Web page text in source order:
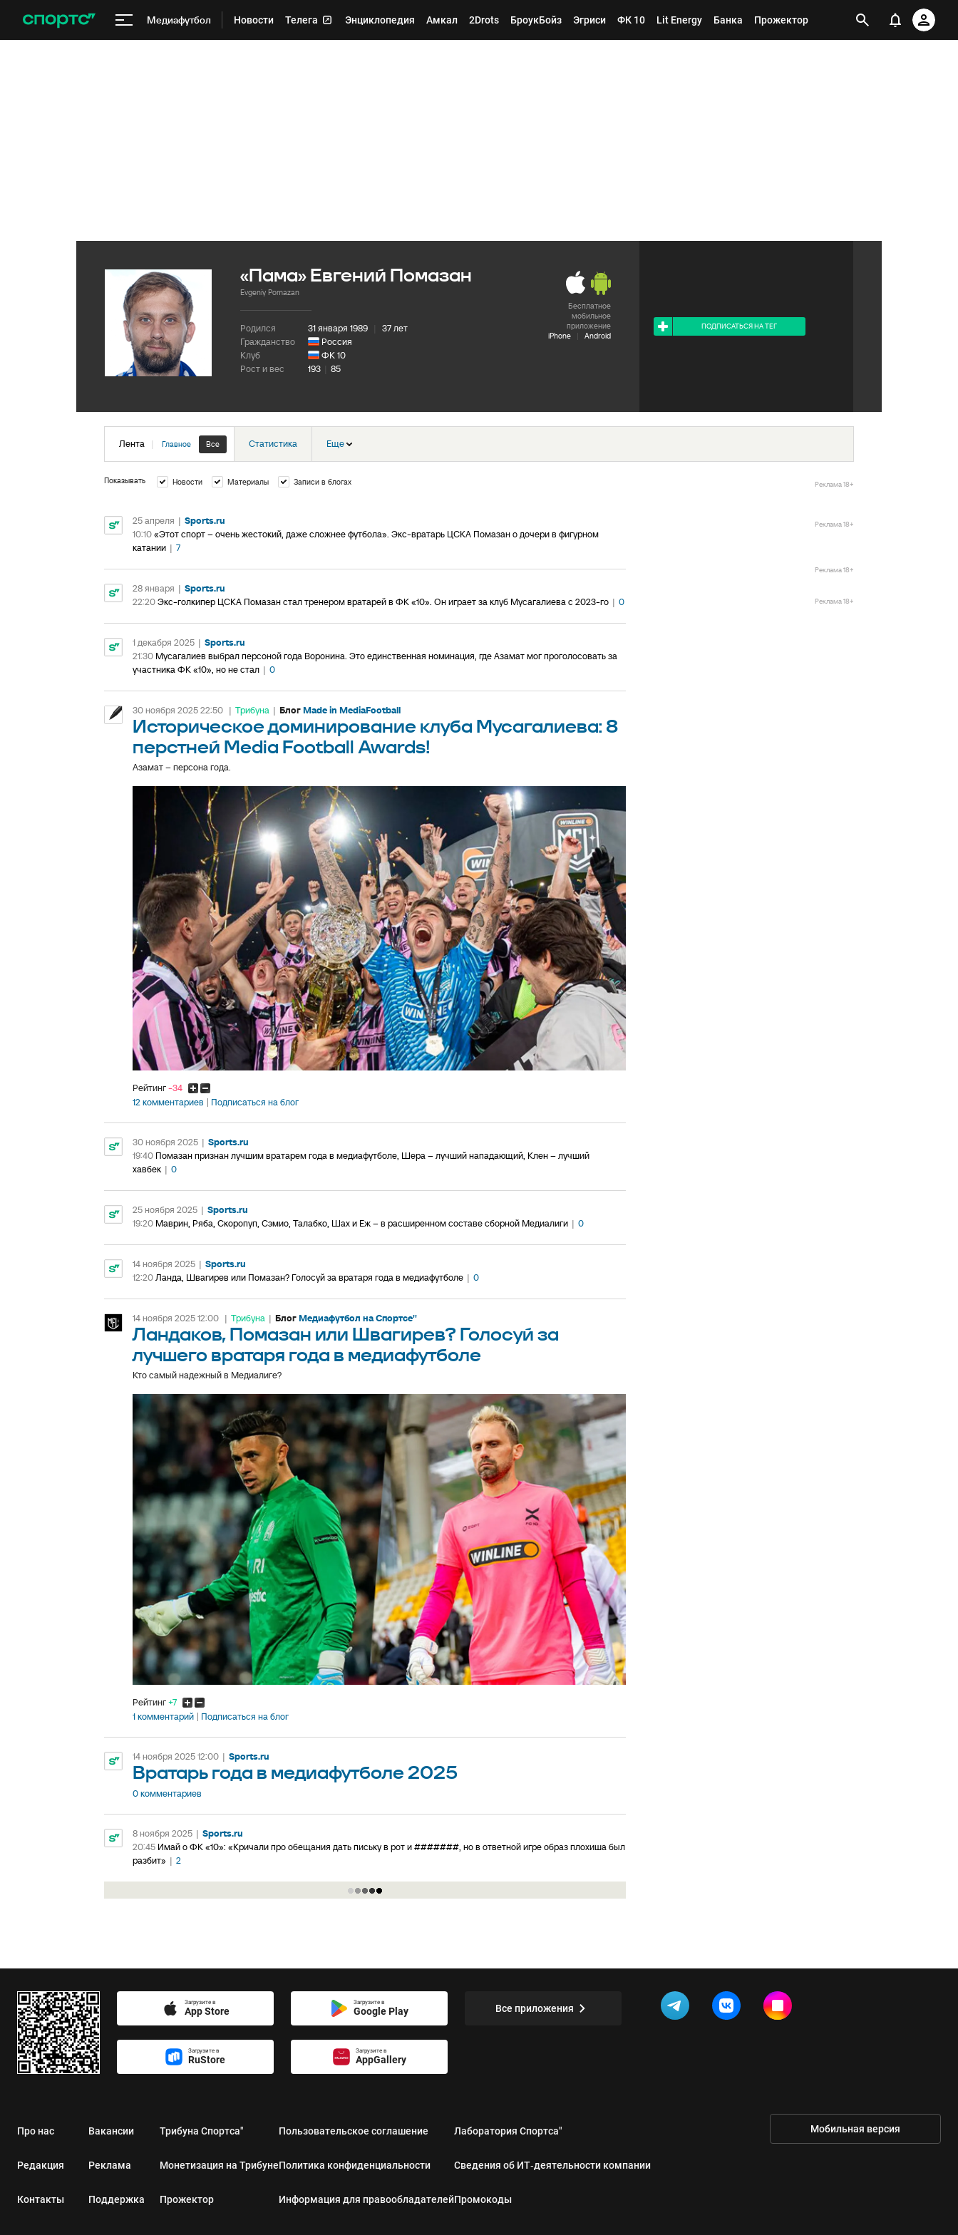
Медиафутбол Новости Телега Энциклопедия Амкал 2Drots БроукБойз Эгриси ФК 10 Lit Energy Банка Прожектор
Бесплатное
мобильное
приложение
iPhone
| Android
«Пама» Евгений Помазан
Evgeniy Pomazan
Родился 31 января 1989
37 лет
Гражданство
Россия
Клуб
ФК 10
Рост и вес
193 85
ПОДПИСАТЬСЯ НА ТЕГ
Лента | Главное Все Статистика Еще
Показывать Новости Материалы Записи в блогах
25 апреля | Sports.ru
10:10«Этот спорт – очень жестокий, даже сложнее футбола». Экс-вратарь ЦСКА Помазан о дочери в фигурном
катании | 7
28 января | Sports.ru
22:20Экс-голкипер ЦСКА Помазан стал тренером вратарей в ФК «10». Он играет за клуб Мусагалиева с 2023-го | 0
1 декабря 2025 | Sports.ru
21:30 Мусагалиев выбрал персоной года Воронина. Это единственная номинация, где Азамат мог проголосовать за
участника ФК «10», но не стал | 0
30 ноября 2025 22:50 | Трибуна | БлогMade in MediaFootball
Историческое доминирование клуба Мусагалиева: 8
перстней Media Football Awards!
Азамат – персона года.
Рейтинг-34
12 комментариев
Подписаться на блог
30 ноября 2025 | Sports.ru
19:40 Помазан признан лучшим вратарем года в медиафутболе, Шера – лучший нападающий, Клен – лучший
хавбек | 0
25 ноября 2025 | Sports.ru
19:20 Маврин, Ряба, Скоропуп, Сэмио, Талабко, Шах и Еж – в расширенном составе сборной Медиалиги | 0
14 ноября 2025 | Sports.ru
12:20Ланда, Швагирев или Помазан? Голосуй за вратаря года в медиафутболе | 0
14 ноября 2025 12:00 | Трибуна | БлогМедиафутбол на Спортсе''
Ландаков, Помазан или Швагирев? Голосуй за
лучшего вратаря года в медиафутболе
Кто самый надежный в Медиалиге?
Рейтинг+7
1 комментарий
Подписаться на блог
14 ноября 2025 12:00 | Sports.ru
Вратарь года в медиафутболе 2025
0 комментариев
8 ноября 2025 | Sports.ru
20:45 Имай о ФК «10»: «Кричали про обещания дать письку в рот и #######, но в ответной игре образ плохиша был
разбит» | 2
Реклама 18+
Реклама 18+
Реклама 18+
Реклама 18+
Загрузите в
App Store
Загрузите в
Google Play
Загрузите в
RuStore
Загрузите в
AppGallery
Все приложения
Про нас
Редакция
Контакты
Вакансии
Реклама
Поддержка
Трибуна Спортса"
Монетизация на Трибуне
Прожектор
Пользовательское соглашение
Политика конфиденциальности
Информация для правообладателей
Лаборатория Спортса"
Сведения об ИТ‑деятельности компании
Промокоды
Мобильная версия